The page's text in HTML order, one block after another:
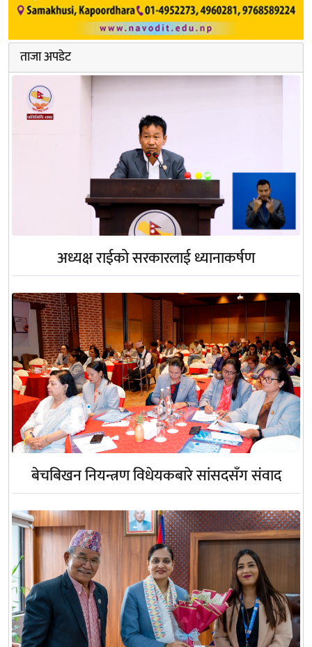
ताजा अपडेट
अध्यक्ष राईको सरकारलाई ध्यानाकर्षण
बेचबिखन नियन्त्रण विधेयकबारे सांसदसँग संवाद